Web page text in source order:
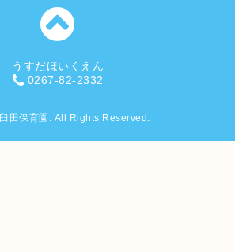
うすだほいくえん
0267-82-2332
臼田保育園 . All Rights Reserved.